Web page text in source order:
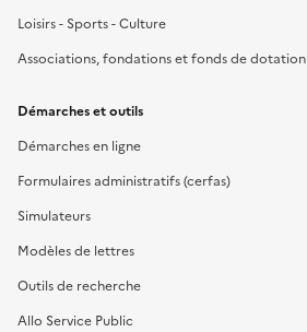
Loisirs - Sports - Culture
Associations, fondations et fonds de dotation
Démarches et outils
Démarches en ligne
Formulaires administratifs (cerfas)
Simulateurs
Modèles de lettres
Outils de recherche
Allo Service Public